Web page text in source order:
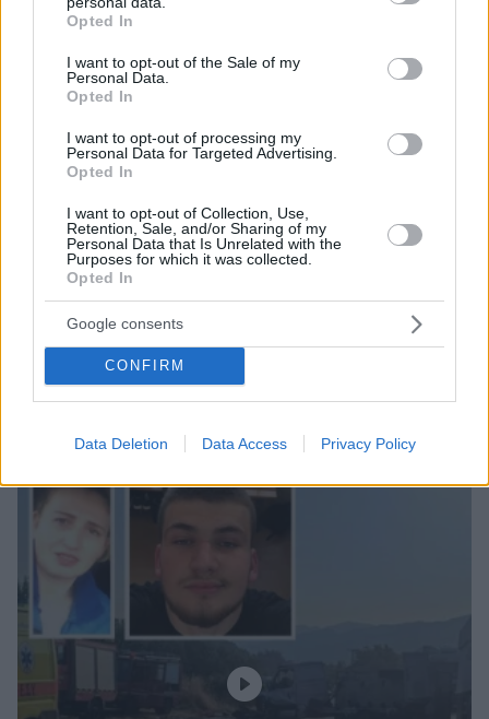
grant or deny consent to Google and its third-party tags to
use your data for below specified purposes in below Google
consent section.
Opted In
I want to opt-out of the Sale of my
Personal Data.
Opted In
I want to opt-out of processing my
Personal Data for Targeted Advertising.
Opted In
I want to opt-out of Collection, Use,
Retention, Sale, and/or Sharing of my
Personal Data that Is Unrelated with the
Purposes for which it was collected.
Opted In
Google consents
CONFIRM
Data Deletion Data Access Privacy Policy
Βαφή: Το χρώμα μαλλιών που κρύβει χρόνια και μας
μικραίνει
Αυτοκίνητο: Αυτό το λάθος που μπορεί να μας χαλάσει
τις διακοπές
Ο Τζέιμς Κάμερον φαίνεται έτοιμος να αφήσει πίσω του
το «Avatar»: Σκέφτομαι ποιες άλλες ιστορίες θέλω να
αφηγηθώ
ΔΕΙΤΕ ΟΛΕΣ ΤΙΣ ΕΙΔΗΣΕΙΣ